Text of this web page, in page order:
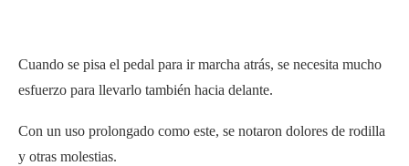
Cuando se pisa el pedal para ir marcha atrás, se necesita mucho
esfuerzo para llevarlo también hacia delante.
Con un uso prolongado como este, se notaron dolores de rodilla
y otras molestias.